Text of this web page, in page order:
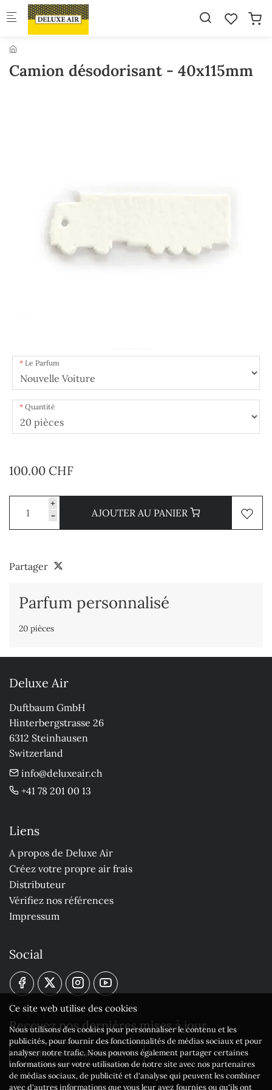
Skip to main content
Camion désodorisant - 40x115mm
Le Parfum
Quantité
100.00 CHF
+
-
AJOUTER AU PANIER
Partager
Parfum personnalisé
20 pièces
Deluxe Air
Duftbaum GmbH
Hinterbergstrasse 26
6312 Steinhausen
Switzerland
info@deluxeair.ch
+41 78 201 00 13
Liens
A propos de Deluxe Air
Créez votre propre air frais
Distributeur
Vérifiez nos références
Impressum
Social
Recevez nos dernières mises à jour
S'abonner à notre newsletter
Ce site web utilise des cookies
Nous utilisons des cookies pour personnaliser le contenu et les
publicités, pour fournir des fonctionnalités de médias sociaux et pour
analyser notre trafic. Nous pouvons également partager certaines
informations sur votre utilisation de notre site avec nos partenaires
de médias sociaux, de publicité et d'analyse qui peuvent les combiner
avec d'autres informations que vous leur avez fournies ou qu'ils ont